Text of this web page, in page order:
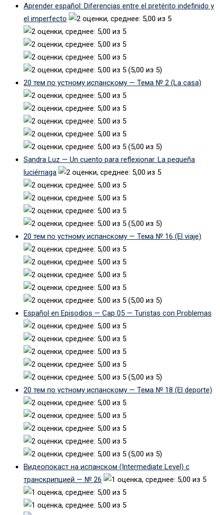
Aprender español: Diferencias entre el pretérito indefinido y
el imperfecto
(5,00 из 5)
20 тем по устному испанскому — Тема № 2 (La casa)
(5,00 из 5)
Sandra Luz — Un cuento para reflexionar. La pequeña
luciérnaga
(5,00 из 5)
20 тем по устному испанскому — Тема № 16 (El viaje)
(5,00 из 5)
Español en Episodios — Cap 05 — Turistas con Problemas
(5,00 из 5)
20 тем по устному испанскому — Тема № 18 (El deporte)
(5,00 из 5)
Видеопокаст на испанском (Intermediate Level) с
транскрипцией — № 26